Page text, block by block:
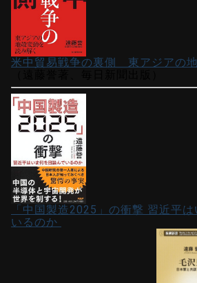
米中貿易戦争の裏側 東アジアの地
「中国製造2025」の衝撃 習近平
いるのか